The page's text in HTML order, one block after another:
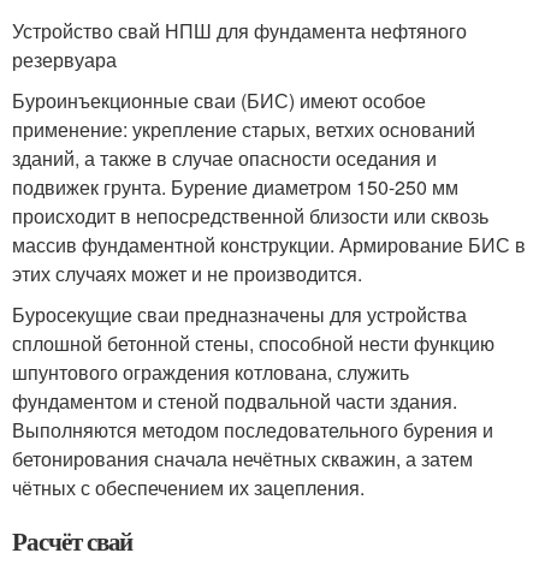
Устройство свай НПШ для фундамента нефтяного
резервуара
Буроинъекционные сваи (БИС) имеют особое
применение: укрепление старых, ветхих оснований
зданий, а также в случае опасности оседания и
подвижек грунта. Бурение диаметром 150-250 мм
происходит в непосредственной близости или сквозь
массив фундаментной конструкции. Армирование БИС в
этих случаях может и не производится.
Буросекущие сваи предназначены для устройства
сплошной бетонной стены, способной нести функцию
шпунтового ограждения котлована, служить
фундаментом и стеной подвальной части здания.
Выполняются методом последовательного бурения и
бетонирования сначала нечётных скважин, а затем
чётных с обеспечением их зацепления.
Расчёт свай